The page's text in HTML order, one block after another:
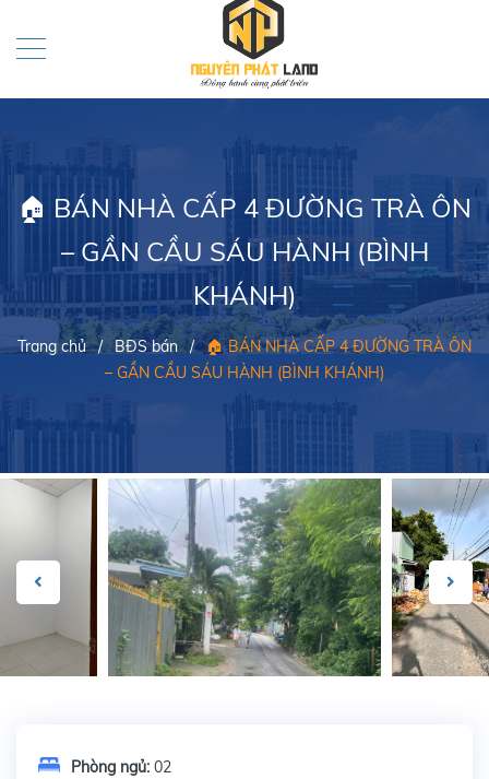
🏠 BÁN NHÀ CẤP 4 ĐƯỜNG TRÀ ÔN
– GẦN CẦU SÁU HÀNH (BÌNH
KHÁNH)
Trang chủ / BĐS bán / 🏠 BÁN NHÀ CẤP 4 ĐƯỜNG TRÀ ÔN
– GẦN CẦU SÁU HÀNH (BÌNH KHÁNH)
Phòng ngủ: 02